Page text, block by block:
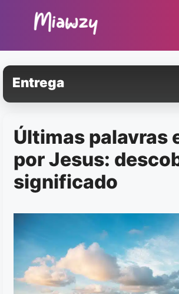
conteúdo
Entrega
Últimas palavras
por Jesus:
significado